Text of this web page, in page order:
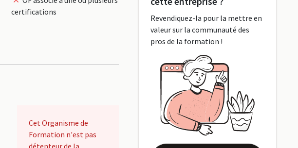
certifications
Cet Organisme de
Formation n'est pas
détenteur de la
Revendiquez-la pour la mettre en
valeur sur la communauté des
pros de la formation !